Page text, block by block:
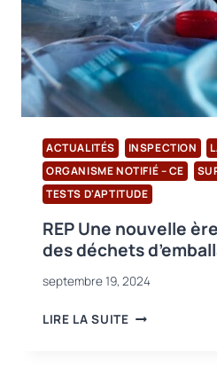
ACTUALITÉS INSPECTION
ORGANISME NOTIFIÉ – CE
TESTS D'APTITUDE
REP Une nouvelle
des déchets
septembre 19, 2024
LIRE LA SUITEREP